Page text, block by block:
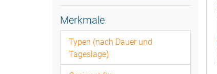
Merkmale
Typen (nach Dauer und
Tageslage)